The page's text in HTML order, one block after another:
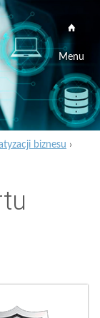
Menu
biznesu ›